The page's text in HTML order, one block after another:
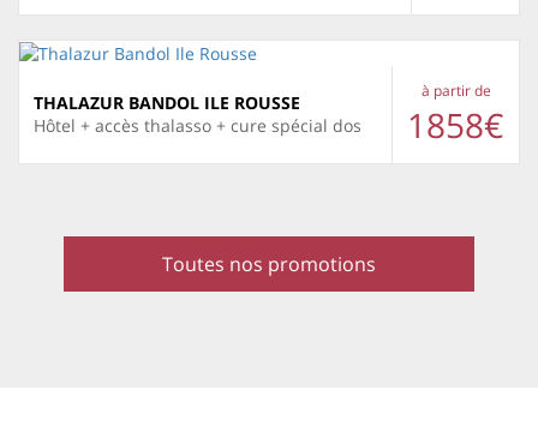
THALAZUR BANDOL ILE ROUSSE
Hôtel + accès thalasso + cure spécial dos
à partir de
1858€
Toutes nos promotions